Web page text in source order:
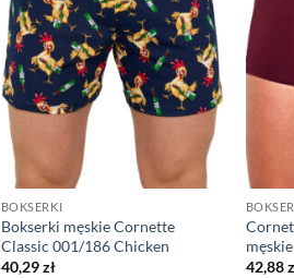
BOKSERKI
Bokserki męskie Cornette
Classic 001/186 Chicken
40,29zł
męskie
42,88